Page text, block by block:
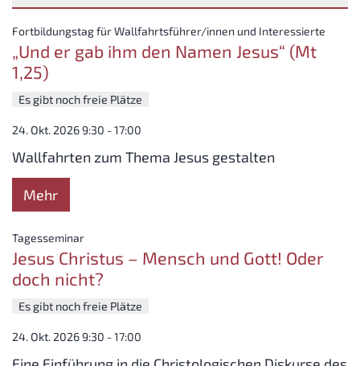
Datum: 24. Oktober 2026
Fortbildungstag für Wallfahrtsführer/innen und Interessierte
„Und er gab ihm den Namen Jesus“ (Mt
1,25)
Es gibt noch freie Plätze
24. Okt. 2026 9:30 - 17:00
Wallfahrten zum Thema Jesus gestalten
Mehr
Tagesseminar:
Jesus Christus – Mensch und Gott! Oder
doch nicht?
Es gibt noch freie Plätze
24. Okt. 2026 9:30 - 17:00